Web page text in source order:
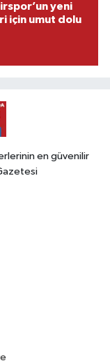
yeni
için umut dolu
en güvenilir